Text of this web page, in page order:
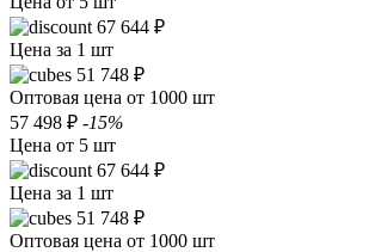
67 644 ₽
Цена за 1 шт
51 748 ₽
Оптовая цена от 1000 шт
57 498 ₽ -15%
Цена от 5 шт
67 644 ₽
Цена за 1 шт
51 748 ₽
Оптовая цена от 1000 шт